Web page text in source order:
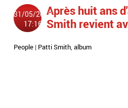
31/05/2012
17:16
Après huit ans
Smith revient
People | Patti Smith,album